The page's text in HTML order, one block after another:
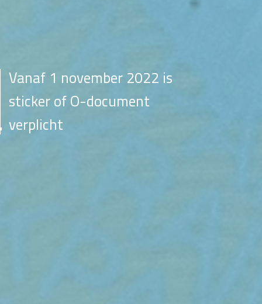
Vanaf 1 november 2022 is
sticker of O-document
verplicht